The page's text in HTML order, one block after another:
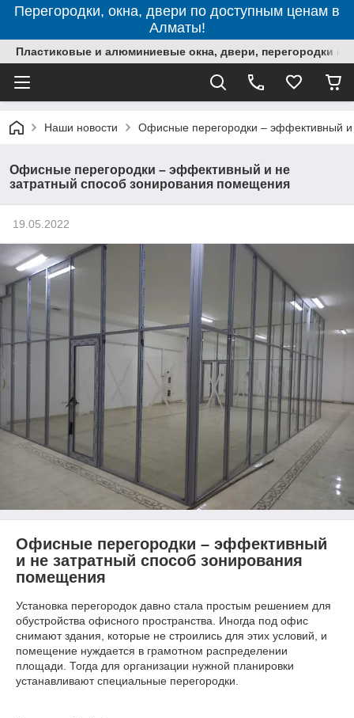
Перегородки, окна, двери по доступным ценам в
Алматы!
Пластиковые и алюминиевые окна, двери, перегородки в
Наши новости Офисные перегородки – эффективный
Офисные перегородки – эффективный и не
затратный способ зонирования помещения
19.05.2022
Офисные перегородки – эффективный
и не затратный способ зонирования
помещения
Установка перегородок давно стала простым решением для
обустройства офисного пространства. Иногда под офис
снимают здания, которые не строились для этих условий, и
помещение нуждается в грамотном распределении
площади. Тогда для организации нужной планировки
устанавливают специальные перегородки.